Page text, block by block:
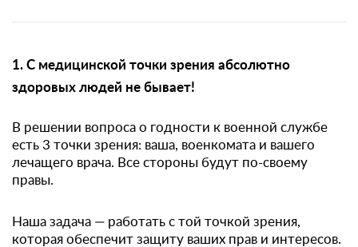
1. С медицинской точки зрения абсолютно
здоровых людей не бывает!
В решении вопроса о годности к военной службе
есть 3 точки зрения: ваша, военкомата и вашего
лечащего врача. Все стороны будут по-своему
правы.
Наша задача — работать с той точкой зрения,
которая обеспечит защиту ваших прав и интересов.